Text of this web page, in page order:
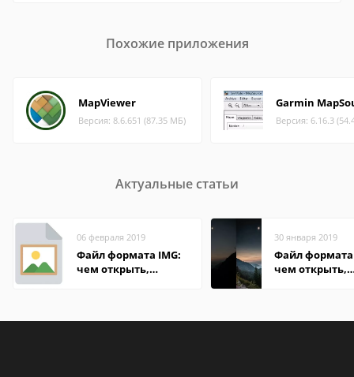
Похожие приложения
MapViewer
Версия: 8.6.651 (87.35 МБ)
Garmin
Версия: 6.16.3
Актуальные статьи
06 февраля 2019
Файл формата IMG:
чем открыть,
30 января 2019
Файл
чем открыть,